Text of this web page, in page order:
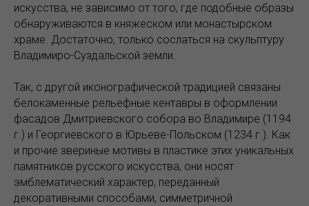
искусства, не зависимо от того, где подобные образы
обнаруживаются в княжеском или монастырском
храме. Достаточно, только сослаться на скульптуру
Владимиро-Суздальской земли.
Так, с другой иконографической традицией связаны
белокаменные рельефные кентавры в оформлении
фасадов Дмитриевского собора во Владимире (1194
г.) и Георгиевского в Юрьеве-Польском (1234 г.). Как
и прочие звериные мотивы в пластике этих уникальных
памятников русского искусства, они носят
эмблематический характер, переданный
декоративными способами, симметричной